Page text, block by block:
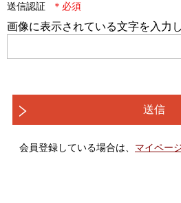
送信認証
画像に表示されている文字を入力
送信
会員登録している場合は、 マイペー